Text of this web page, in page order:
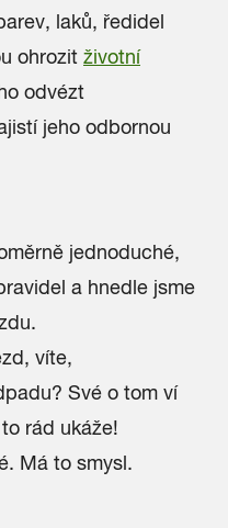
laků, ředidel
ohrozit životní
odvézt
jeho odbornou
jednoduché,
a hnedle jsme
víte,
Své o tom ví
rád ukáže!
Má to smysl.